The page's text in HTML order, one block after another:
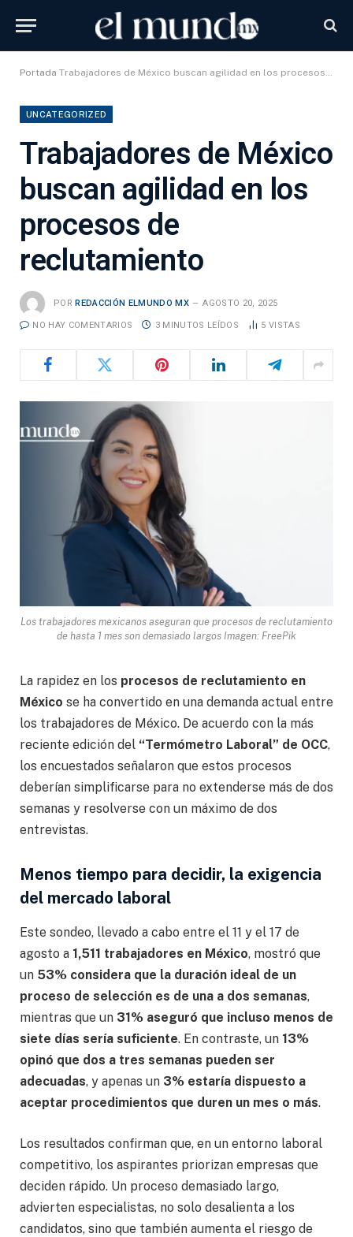
Portada Trabajadores de México buscan agilidad en los procesos de reclutamiento
UNCATEGORIZED
Trabajadores de México
buscan agilidad en los
procesos de
reclutamiento
POR REDACCIÓN ELMUNDO MX AGOSTO 20, 2025
NO HAY COMENTARIOS 3 MINUTOS LEÍDOS 5 VISTAS
Los trabajadores mexicanos aseguran que procesos de reclutamiento
de hasta 1 mes son demasiado largos Imagen: FreePik
La rapidez en los procesos de reclutamiento en
México se ha convertido en una demanda actual entre
los trabajadores de México. De acuerdo con la más
reciente edición del “Termómetro Laboral” de OCC,
los encuestados señalaron que estos procesos
deberían simplificarse para no extenderse más de dos
semanas y resolverse con un máximo de dos
entrevistas.
Menos tiempo para decidir, la exigencia
del mercado laboral
Este sondeo, llevado a cabo entre el 11 y el 17 de
agosto a 1,511 trabajadores en México, mostró que
un 53% considera que la duración ideal de un
proceso de selección es de una a dos semanas,
mientras que un 31% aseguró que incluso menos de
siete días sería suficiente. En contraste, un 13%
opinó que dos a tres semanas pueden ser
adecuadas, y apenas un 3% estaría dispuesto a
aceptar procedimientos que duren un mes o más.
Los resultados confirman que, en un entorno laboral
competitivo, los aspirantes priorizan empresas que
deciden rápido. Un proceso demasiado largo,
advierten especialistas, no solo desalienta a los
candidatos, sino que también aumenta el riesgo de